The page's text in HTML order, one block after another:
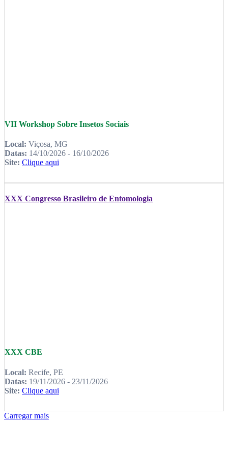
VII Workshop Sobre Insetos Sociais
Local: Viçosa, MG
Datas: 14/10/2026 - 16/10/2026
Site: Clique aqui
XXX Congresso Brasileiro de Entomologia
XXX CBE
Local: Recife, PE
Datas: 19/11/2026 - 23/11/2026
Site: Clique aqui
Carregar mais